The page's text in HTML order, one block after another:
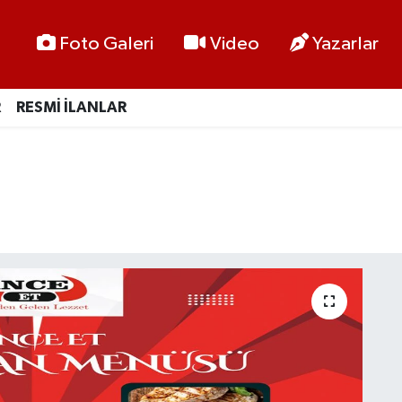
Foto Galeri Video Yazarlar
RESMİ İLANLAR